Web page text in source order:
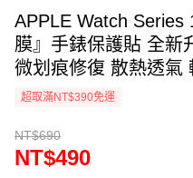
APPLE Watch Series
膜』手錶保護貼 全新
微划痕修復 散熱透氣
兩入)
超取滿NT$390免運
NT$690
NT$490